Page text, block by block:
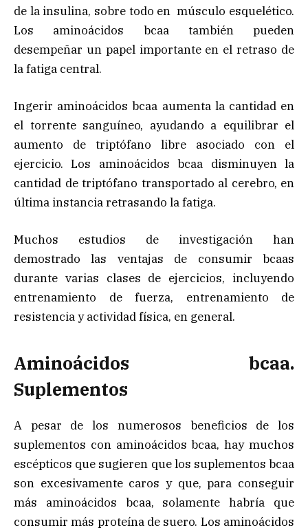
de la insulina, sobre todo en músculo esquelético.
Los aminoácidos bcaa también pueden
desempeñar un papel importante en el retraso de
la fatiga central.
Ingerir aminoácidos bcaa aumenta la cantidad en
el torrente sanguíneo, ayudando a equilibrar el
aumento de triptófano libre asociado con el
ejercicio. Los aminoácidos bcaa disminuyen la
cantidad de triptófano transportado al cerebro, en
última instancia retrasando la fatiga.
Muchos estudios de investigación han
demostrado las ventajas de consumir bcaas
durante varias clases de ejercicios, incluyendo
entrenamiento de fuerza, entrenamiento de
resistencia y actividad física, en general.
Aminoácidos bcaa.
Suplementos
A pesar de los numerosos beneficios de los
suplementos con aminoácidos bcaa, hay muchos
escépticos que sugieren que los suplementos bcaa
son excesivamente caros y que, para conseguir
más aminoácidos bcaa, solamente habría que
consumir más proteína de suero. Los aminoácidos